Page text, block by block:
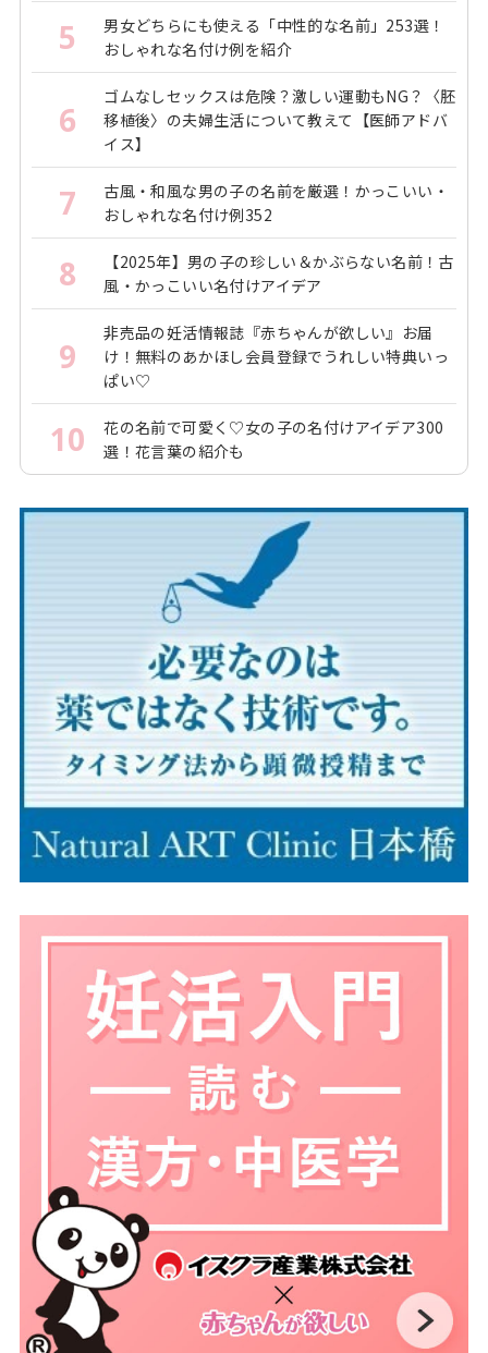
5
男女どちらにも使える「中性的な名前」253選！
おしゃれな名付け例を紹介
6
ゴムなしセックスは危険？激しい運動もNG？〈胚
移植後〉の夫婦生活について教えて【医師アドバ
イス】
7
古風・和風な男の子の名前を厳選！かっこいい・
おしゃれな名付け例352
8
【2025年】男の子の珍しい＆かぶらない名前！古
風・かっこいい名付けアイデア
9
非売品の妊活情報誌『赤ちゃんが欲しい』お届
け！無料のあかほし会員登録でうれしい特典いっ
ぱい♡
10
花の名前で可愛く♡女の子の名付けアイデア300
選！花言葉の紹介も